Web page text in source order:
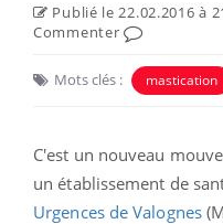
Publié le 22.02.2016 à
Commenter
Mots clés : mastication
C'est un nouveau
un établissement de
Urgences de Valognes